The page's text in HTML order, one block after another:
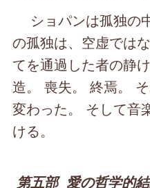
ショパンは孤独の
の孤独は、空虚では
てを通過した者の静
造。 喪失。 終焉。
変わった。 そして音
ける。
第五部 愛の哲学的